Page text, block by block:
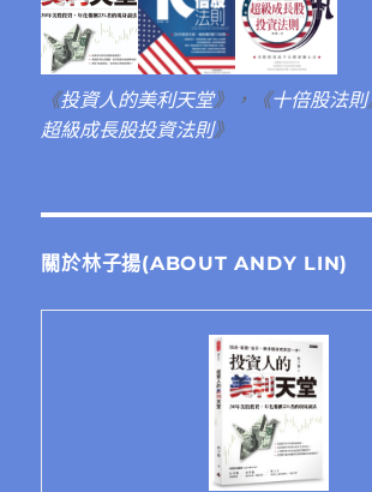
《投資人的美利天堂》，《十倍股法則
超級成長股投資法則》
關於林子揚(ABOUT ANDY LIN)